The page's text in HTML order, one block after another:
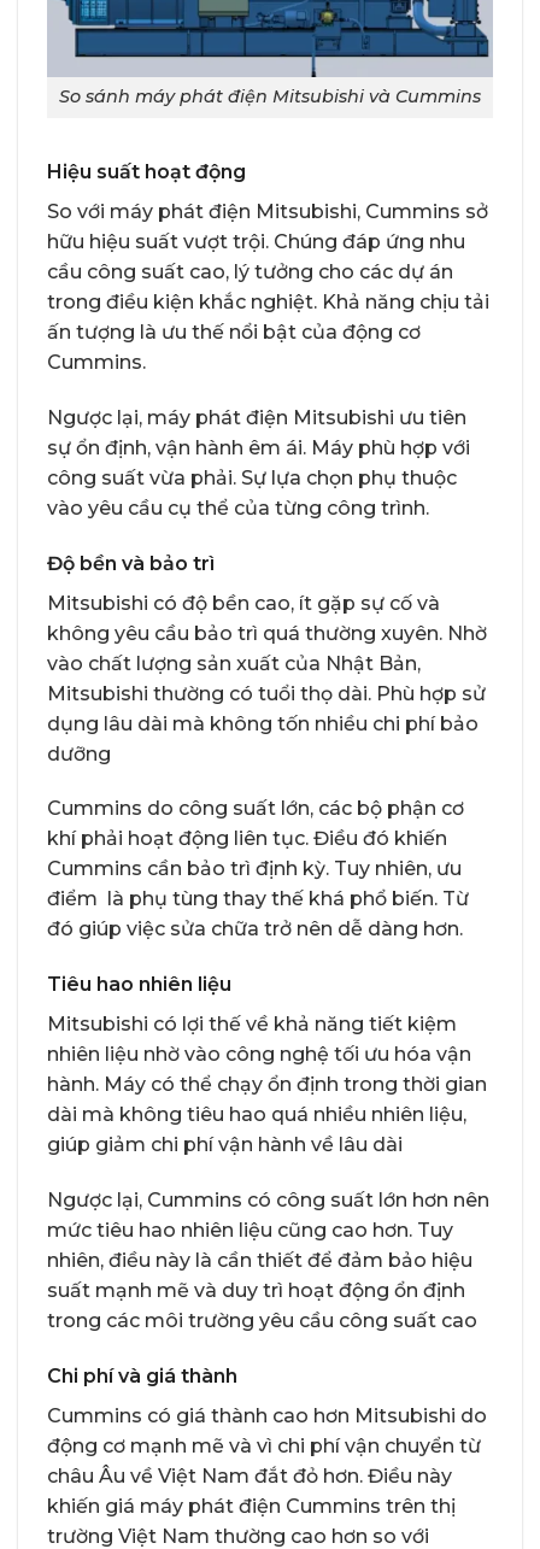
So sánh máy phát điện Mitsubishi và Cummins
Hiệu suất hoạt động
So với máy phát điện Mitsubishi, Cummins sở
hữu hiệu suất vượt trội. Chúng đáp ứng nhu
cầu công suất cao, lý tưởng cho các dự án
trong điều kiện khắc nghiệt. Khả năng chịu tải
ấn tượng là ưu thế nổi bật của động cơ
Cummins.
Ngược lại, máy phát điện Mitsubishi ưu tiên
sự ổn định, vận hành êm ái. Máy phù hợp với
công suất vừa phải. Sự lựa chọn phụ thuộc
vào yêu cầu cụ thể của từng công trình.
Độ bền và bảo trì
Mitsubishi có độ bền cao, ít gặp sự cố và
không yêu cầu bảo trì quá thường xuyên. Nhờ
vào chất lượng sản xuất của Nhật Bản,
Mitsubishi thường có tuổi thọ dài. Phù hợp sử
dụng lâu dài mà không tốn nhiều chi phí bảo
dưỡng
Cummins do công suất lớn, các bộ phận cơ
khí phải hoạt động liên tục. Điều đó khiến
Cummins cần bảo trì định kỳ. Tuy nhiên, ưu
điểm là phụ tùng thay thế khá phổ biến. Từ
đó giúp việc sửa chữa trở nên dễ dàng hơn.
Tiêu hao nhiên liệu
Mitsubishi có lợi thế về khả năng tiết kiệm
nhiên liệu nhờ vào công nghệ tối ưu hóa vận
hành. Máy có thể chạy ổn định trong thời gian
dài mà không tiêu hao quá nhiều nhiên liệu,
giúp giảm chi phí vận hành về lâu dài
Ngược lại, Cummins có công suất lớn hơn nên
mức tiêu hao nhiên liệu cũng cao hơn. Tuy
nhiên, điều này là cần thiết để đảm bảo hiệu
suất mạnh mẽ và duy trì hoạt động ổn định
trong các môi trường yêu cầu công suất cao
Chi phí và giá thành
Cummins có giá thành cao hơn Mitsubishi do
động cơ mạnh mẽ và vì chi phí vận chuyển từ
châu Âu về Việt Nam đắt đỏ hơn. Điều này
khiến giá máy phát điện Cummins trên thị
trường Việt Nam thường cao hơn so với